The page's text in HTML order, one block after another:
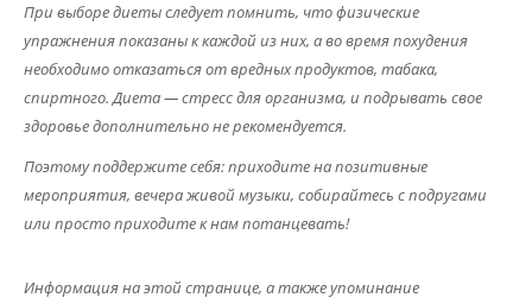
При выборе диеты следует помнить, что физические
упражнения показаны к каждой из них, а во время похудения
необходимо отказаться от вредных продуктов, табака,
спиртного. Диета — стресс для организма, и подрывать свое
здоровье дополнительно не рекомендуется.
Поэтому поддержите себя: приходите на позитивные
мероприятия, вечера живой музыки, собирайтесь с подругами
или просто приходите к нам потанцевать!
Информация на этой странице, а также упоминание